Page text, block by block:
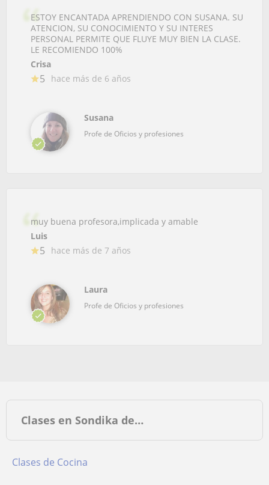
ESTOY ENCANTADA APRENDIENDO CON SUSANA. SU
ATENCION, SU CONOCIMIENTO Y SU INTERES
PERSONAL PERMITE QUE FLUYE MUY BIEN LA CLASE.
LE RECOMIENDO 100%
Crisa
5 hace más de 6 años
Susana
Profe de Oficios y profesiones
muy buena profesora,implicada y amable
Luis
5 hace más de 7 años
Laura
Profe de Oficios y profesiones
Clases en Sondika de…
Clases de Cocina